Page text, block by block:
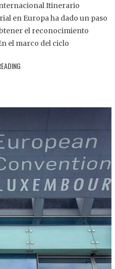
Itinerario
en Europa ha dado un paso
el reconocimiento
el marco del ciclo